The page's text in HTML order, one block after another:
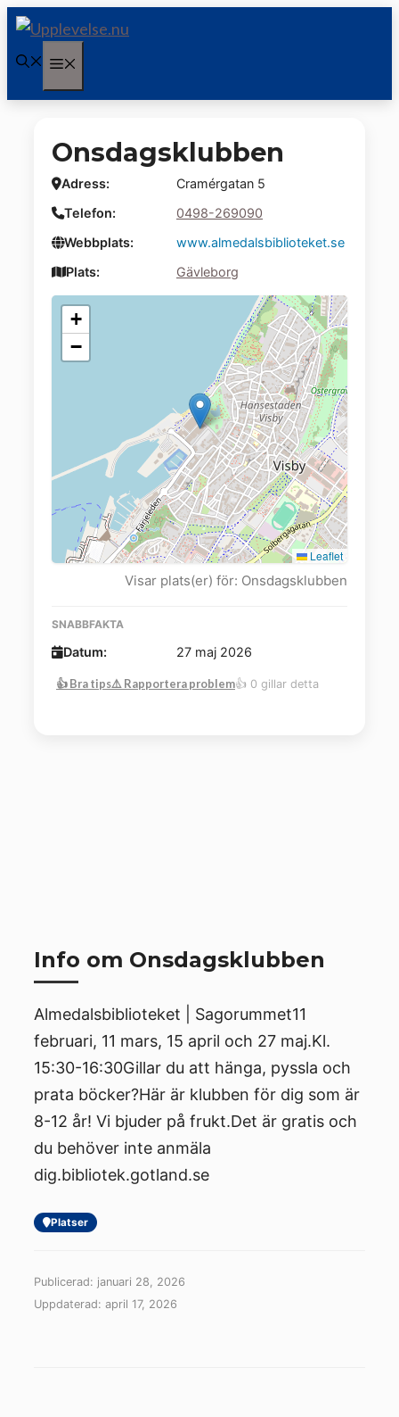
Hoppa
innehåll
Onsdagsklubben
Adress:
Cramérgatan 5
Telefon:
0498-269090
Webbplats:
www.almedalsbiblioteket.se
Plats:
Gävleborg
+
−
Leaflet
Visar plats(er) för: Onsdagsklubben
SNABBFAKTA
Datum: 27 maj 2026
👍 Bra tips⚠️ Rapportera problem👍 0 gillar detta
Info om Onsdagsklubben
Almedalsbiblioteket | Sagorummet11
februari, 11 mars, 15 april och 27 maj.Kl.
15:30-16:30Gillar du att hänga, pyssla och
prata böcker?Här är klubben för dig som är
8-12 år! Vi bjuder på frukt.Det är gratis och
du behöver inte anmäla
dig.bibliotek.gotland.se
Platser
Publicerad: januari 28, 2026
Uppdaterad: april 17, 2026